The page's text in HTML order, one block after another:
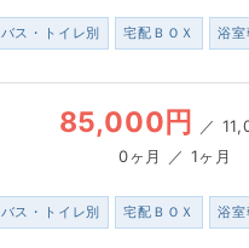
バス・トイレ別 宅配ＢＯＸ 浴室
85,000円 ／
0ヶ月 ／ 1ヶ月
バス・トイレ別 宅配ＢＯＸ 浴室